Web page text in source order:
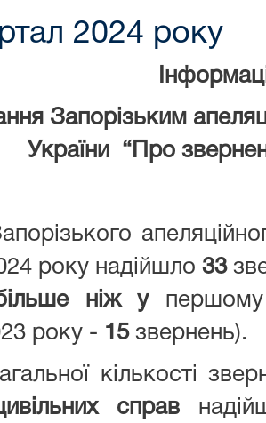
2024 року
Запорізьким
України “Про
року надійшло 33
ніж у
року - 15звернень).
кількості
справ